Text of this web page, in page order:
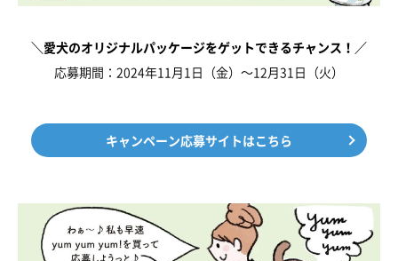
＼愛犬のオリジナルパッケージをゲットできるチャンス！／
応募期間：2024年11月1日（金）～12月31日（火）
キャンペーン応募サイトはこちら